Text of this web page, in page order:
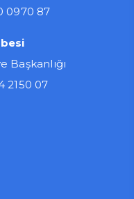
0970 87
Başkanlığı
2150 07